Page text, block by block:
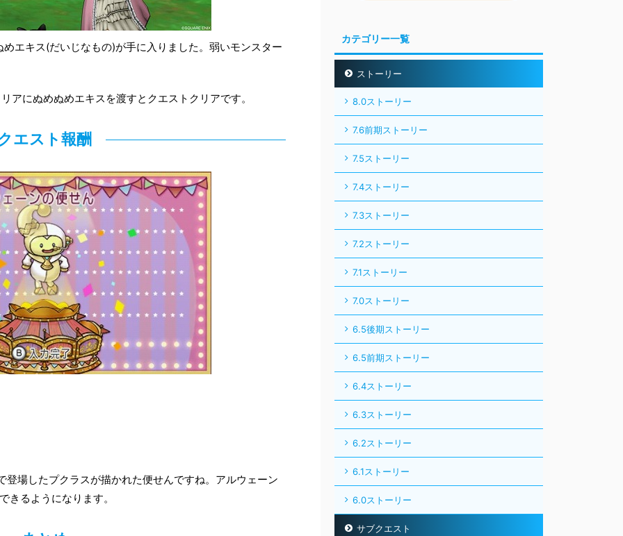
エキス(だいじなもの)が手に入りました。弱いモンスター
アにぬめぬめエキスを渡すとクエストクリアです。
エスト報酬
場したプクラスが描かれた便せんですね。アルウェーン
きるようになります。
カテゴリー一覧
ストーリー
8.0ストーリー
7.6前期ストーリー
7.5ストーリー
7.4ストーリー
7.3ストーリー
7.2ストーリー
7.1ストーリー
7.0ストーリー
6.5後期ストーリー
6.5前期ストーリー
6.4ストーリー
6.3ストーリー
6.2ストーリー
6.1ストーリー
6.0ストーリー
サブクエスト